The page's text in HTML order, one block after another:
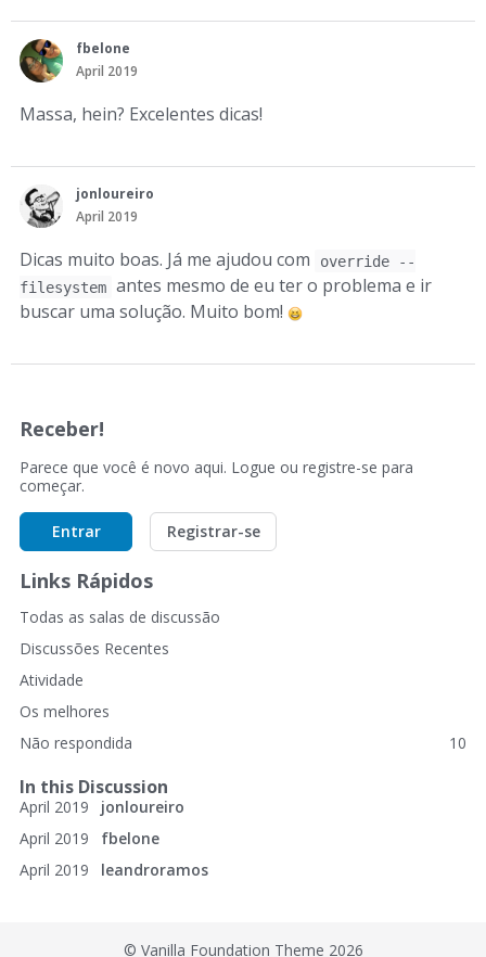
fbelone
April 2019
Massa, hein? Excelentes dicas!
jonloureiro
April 2019
Dicas muito boas. Já me ajudou com
override --
filesystem antes mesmo de eu ter o problema e ir
buscar uma solução. Muito bom!
Receber!
Parece que você é novo aqui. Logue ou registre-se para
começar.
Entrar Registrar-se
Links Rápidos
Todas as salas de discussão
Discussões Recentes
Atividade
Os melhores
Não respondida
10
In this Discussion
April 2019
jonloureiro
April 2019
fbelone
April 2019
leandroramos